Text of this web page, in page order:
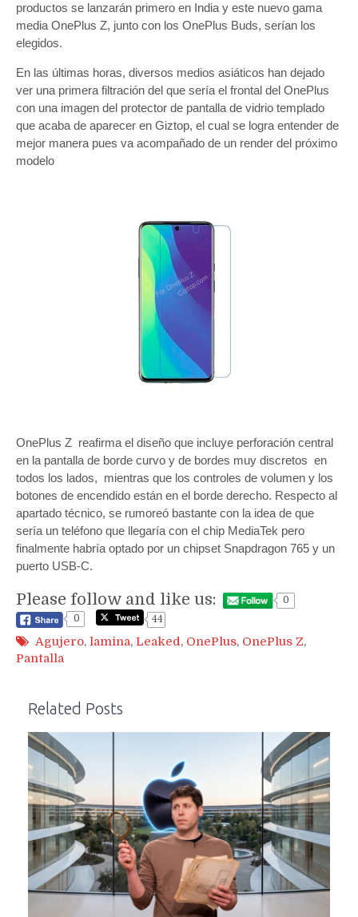
productos se lanzarán primero en India y este nuevo gama
media OnePlus Z, junto con los OnePlus Buds, serían los
elegidos.
En las últimas horas, diversos medios asiáticos han dejado
ver una primera filtración del que sería el frontal del OnePlus
con una imagen del protector de pantalla de vidrio templado
que acaba de aparecer en Giztop, el cual se logra entender de
mejor manera pues va acompañado de un render del próximo
modelo
OnePlus Z reafirma el diseño que incluye perforación central
en la pantalla de borde curvo y de bordes muy discretos en
todos los lados, mientras que los controles de volumen y los
botones de encendido están en el borde derecho. Respecto al
apartado técnico, se rumoreó bastante con la idea de que
sería un teléfono que llegaría con el chip MediaTek pero
finalmente habría optado por un chipset Snapdragon 765 y un
puerto USB-C.
Please follow and like us:
0
0
44
Agujero, lamina, Leaked, OnePlus, OnePlus Z,
Pantalla
Related Posts